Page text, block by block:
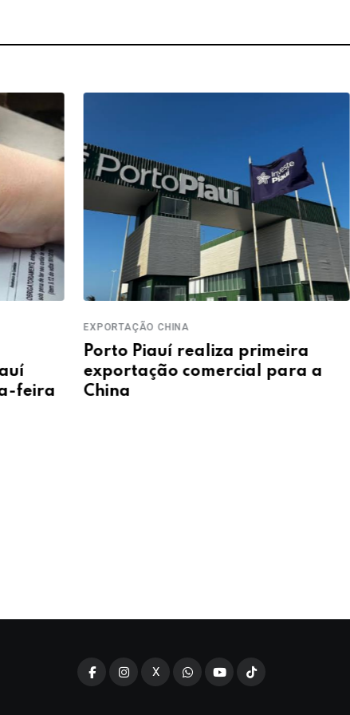
EXPORTAÇÃO CHINA
Porto Piauí realiza primeira
exportação comercial para a
China
no
X